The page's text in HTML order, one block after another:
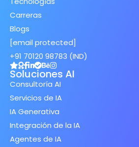
Carreras
Blogs
[email protected]
+91 70120 98783 (IND)
Soluciones AI
Consultoría AI
Servicios de IA
IA Generativa
Integración de la IA
Agentes de IA